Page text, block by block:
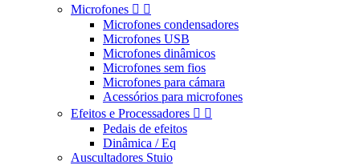
Microfones  
Microfones condensadores
Microfones USB
Microfones dinâmicos
Microfones sem fios
Microfones para cámara
Acessórios para microfones
Efeitos e Processadores  
Pedais de efeitos
Dinâmica / Eq
Auscultadores Stuio